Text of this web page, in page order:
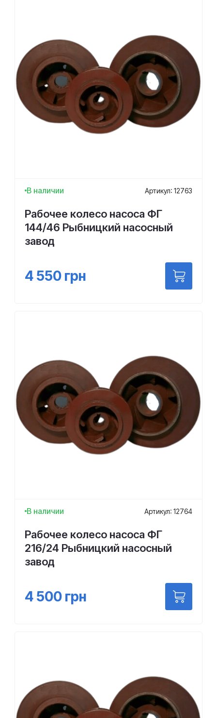
В наличии Артикул: 12763
Рабочее колесо насоса ФГ
144/46 Рыбницкий насосный
завод
4 550 грн
В наличии Артикул: 12764
Рабочее колесо насоса ФГ
216/24 Рыбницкий насосный
завод
4 500 грн